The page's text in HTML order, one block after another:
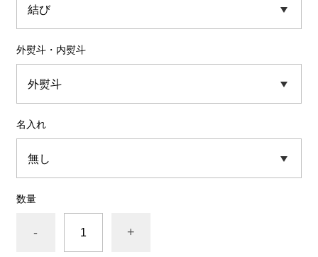
外熨斗・内熨斗
名入れ
数量
- +